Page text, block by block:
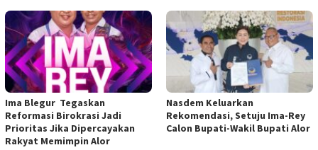
Ima Blegur Tegaskan
Reformasi Birokrasi Jadi
Prioritas Jika Dipercayakan
Rakyat Memimpin Alor
Nasdem Keluarkan
Rekomendasi, Setuju Ima-Rey
Calon Bupati-Wakil Bupati Alor